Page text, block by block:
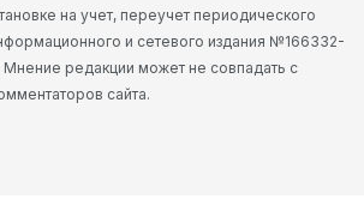
на учет, переучет периодического
и сетевого издания №166332-
Мнение редакции может не совпадать с
сайта.